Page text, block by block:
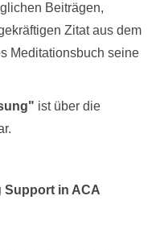
Beiträgen,
Zitat aus dem
Meditationsbuch seine
ist über die
Support in ACA